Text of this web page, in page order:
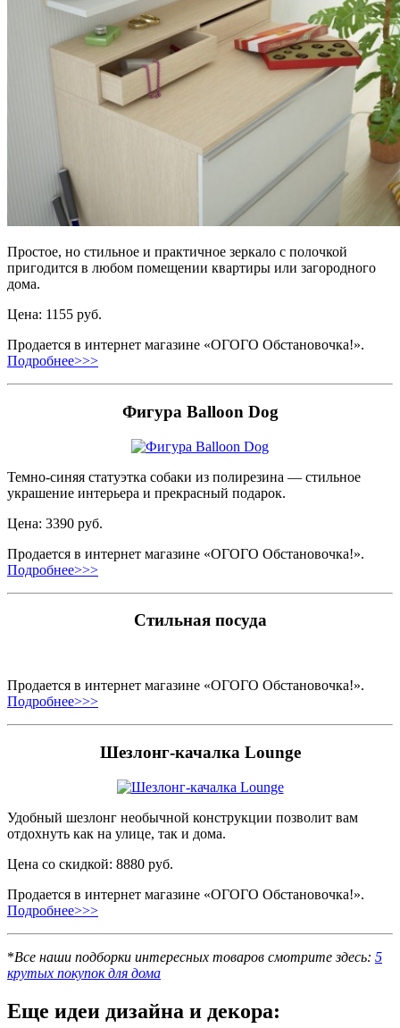
Простое, но стильное и практичное зеркало с полочкой
пригодится в любом помещении квартиры или загородного
дома.
Цена: 1155 руб.
Продается в интернет магазине «ОГОГО Обстановочка!».
Подробнее>>>
Фигура Balloon Dog
Темно-синяя статуэтка собаки из полирезина — стильное
украшение интерьера и прекрасный подарок.
Цена: 3390 руб.
Продается в интернет магазине «ОГОГО Обстановочка!».
Подробнее>>>
Стильная посуда
Продается в интернет магазине «ОГОГО Обстановочка!».
Подробнее>>>
Шезлонг-качалка Lounge
Удобный шезлонг необычной конструкции позволит вам
отдохнуть как на улице, так и дома.
Цена со скидкой: 8880 руб.
Продается в интернет магазине «ОГОГО Обстановочка!».
Подробнее>>>
*Все наши подборки интересных товаров смотрите здесь: 5
крутых покупок для дома
Еще идеи дизайна и декора: